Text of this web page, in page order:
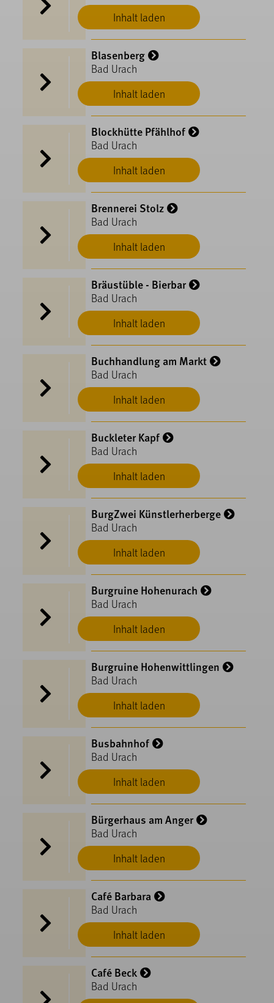
Inhalt laden
Inhalt laden
Blasenberg
Bad Urach
Inhalt laden
Blockhütte Pfählhof
Bad Urach
Inhalt laden
Brennerei Stolz
Bad Urach
Inhalt laden
Bräustüble - Bierbar
Bad Urach
Inhalt laden
Buchhandlung am Markt
Bad Urach
Inhalt laden
Buckleter Kapf
Bad Urach
Inhalt laden
BurgZwei Künstlerherberge
Bad Urach
Inhalt laden
Burgruine Hohenurach
Bad Urach
Inhalt laden
Burgruine Hohenwittlingen
Bad Urach
Inhalt laden
Busbahnhof
Bad Urach
Inhalt laden
Bürgerhaus am Anger
Bad Urach
Inhalt laden
Café Barbara
Bad Urach
Café Beck
Bad Urach